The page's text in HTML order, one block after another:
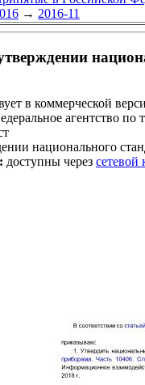
→ 2016-11
в коммерческой
агентство
национального
доступны через сетевой